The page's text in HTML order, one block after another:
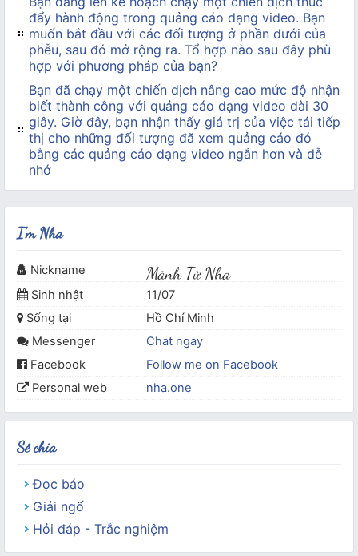
đẩy hành động trong quảng cáo dạng video. Bạn
muốn bắt đầu với các đối tượng ở phần dưới của
phễu, sau đó mở rộng ra. Tổ hợp nào sau đây phù
hợp với phương pháp của bạn?
Bạn đã chạy một chiến dịch nâng cao mức độ nhận
biết thành công với quảng cáo dạng video dài 30
giây. Giờ đây, bạn nhận thấy giá trị của việc tái tiếp
thị cho những đối tượng đã xem quảng cáo đó
bằng các quảng cáo dạng video ngắn hơn và dễ
nhớ
I'm Nha
Nickname Mãnh Tử Nha
Sinh nhật
11/07
Sống tại
Hồ Chí Minh
Messenger
Chat ngay
Facebook
Follow me on Facebook
Personal web
nha.one
Sẻ chia
Đọc báo
Giải ngố
Hỏi đáp - Trắc nghiệm